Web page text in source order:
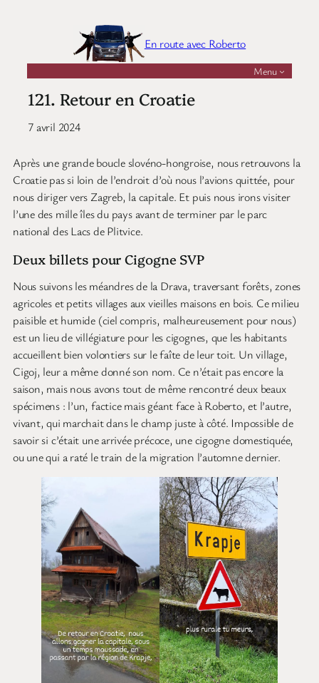
En route avec Roberto
Menu
121. Retour en Croatie
7 avril 2024
Après une grande boucle slovéno-hongroise, nous retrouvons la
Croatie pas si loin de l’endroit d’où nous l’avions quittée, pour
nous diriger vers Zagreb, la capitale. Et puis nous irons visiter
l’une des mille îles du pays avant de terminer par le parc
national des Lacs de Plitvice.
Deux billets pour Cigogne SVP
Nous suivons les méandres de la Drava, traversant forêts, zones
agricoles et petits villages aux vieilles maisons en bois. Ce milieu
paisible et humide (ciel compris, malheureusement pour nous)
est un lieu de villégiature pour les cigognes, que les habitants
accueillent bien volontiers sur le faîte de leur toit. Un village,
Cigoj, leur a même donné son nom. Ce n’était pas encore la
saison, mais nous avons tout de même rencontré deux beaux
spécimens : l’un, factice mais géant face à Roberto, et l’autre,
vivant, qui marchait dans le champ juste à côté. Impossible de
savoir si c’était une arrivée précoce, une cigogne domestiquée,
ou une qui a raté le train de la migration l’automne dernier.